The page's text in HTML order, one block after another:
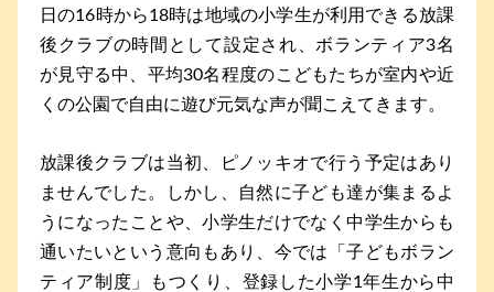
日の16時から18時は地域の小学生が利用できる放課
後クラブの時間として設定され、ボランティア3名
が見守る中、平均30名程度のこどもたちが室内や近
くの公園で自由に遊び元気な声が聞こえてきます。
放課後クラブは当初、ピノッキオで行う予定はあり
ませんでした。しかし、自然に子ども達が集まるよ
うになったことや、小学生だけでなく中学生からも
通いたいという意向もあり、今では「子どもボラン
ティア制度」もつくり、登録した小学1年生から中